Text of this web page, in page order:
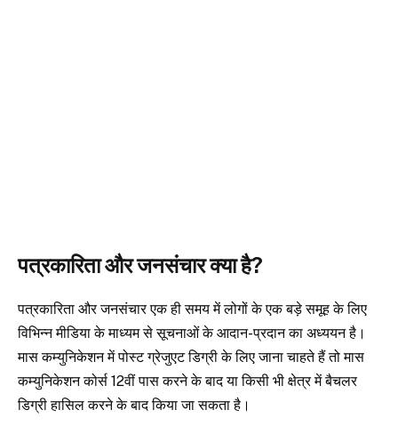
पत्रकारिता और जनसंचार क्या है?
पत्रकारिता और जनसंचार एक ही समय में लोगों के एक बड़े समूह के लिए
विभिन्न मीडिया के माध्यम से सूचनाओं के आदान-प्रदान का अध्ययन है।
मास कम्युनिकेशन में पोस्ट ग्रेजुएट डिग्री के लिए जाना चाहते हैं तो मास
कम्युनिकेशन कोर्स 12वीं पास करने के बाद या किसी भी क्षेत्र में बैचलर
डिग्री हासिल करने के बाद किया जा सकता है।